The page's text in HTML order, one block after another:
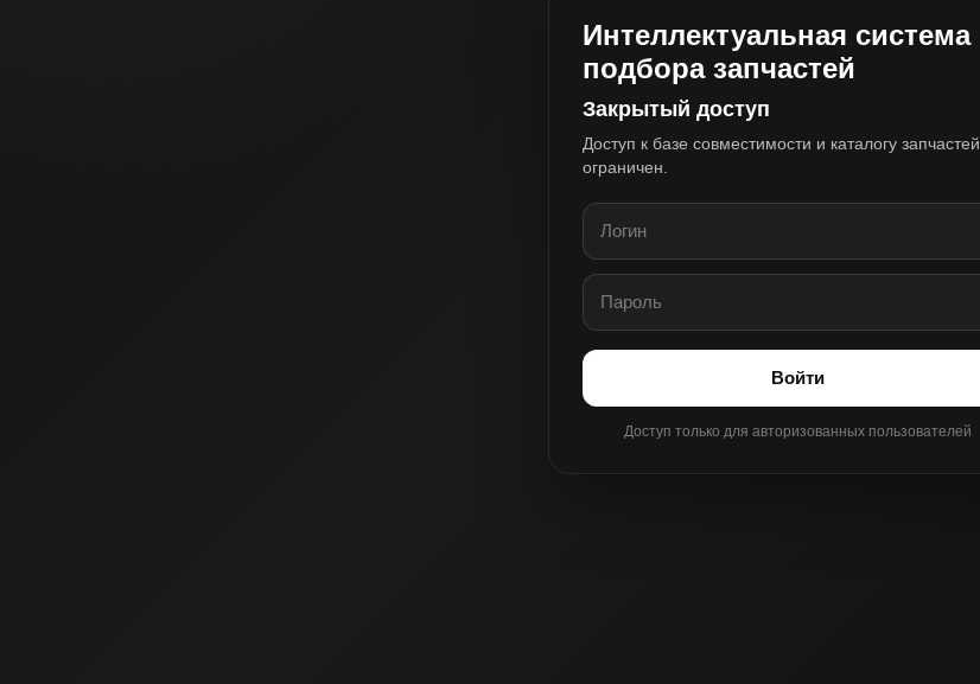
Интеллектуальная система
подбора запчастей
Закрытый доступ
Доступ к базе совместимости и каталогу запчастей
ограничен.
Войти
Доступ только для авторизованных пользователей